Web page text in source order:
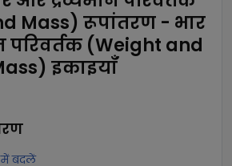
Mass) रूपांतरण - भार
परिवर्तक (Weight and
इकाइयाँ
में बदलें